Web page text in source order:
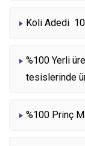
Koli Adedi 10
%100 Yerli
tesislerinde
%100 Prinç